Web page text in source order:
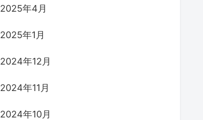
2025年4月
2025年1月
2024年12月
2024年11月
2024年10月